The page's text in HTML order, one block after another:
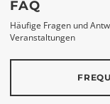
FAQ
Häufige Fragen und
Veranstaltungen